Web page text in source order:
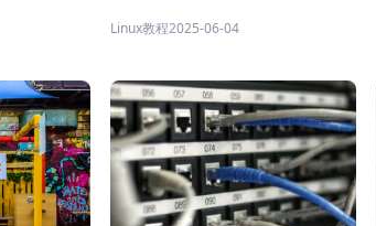
Linux教程2025-06-04